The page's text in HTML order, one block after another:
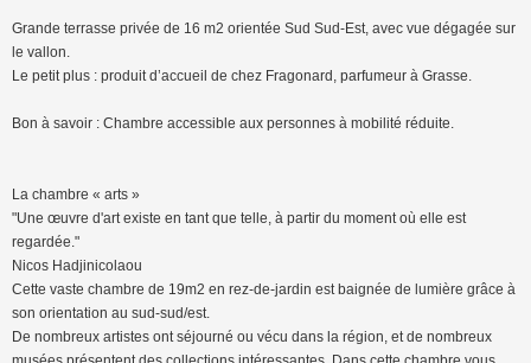
Grande terrasse privée de 16 m2 orientée Sud Sud-Est, avec vue dégagée sur
le vallon.
Le petit plus : produit d’accueil de chez Fragonard, parfumeur à Grasse.
Bon à savoir : Chambre accessible aux personnes à mobilité réduite.
La chambre « arts »
"Une œuvre d'art existe en tant que telle, à partir du moment où elle est
regardée."
Nicos Hadjinicolaou
Cette vaste chambre de 19m2 en rez-de-jardin est baignée de lumière grâce à
son orientation au sud-sud/est.
De nombreux artistes ont séjourné ou vécu dans la région, et de nombreux